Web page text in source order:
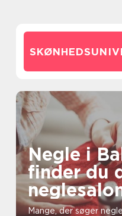
Negle i
finder du
Mange, der søger